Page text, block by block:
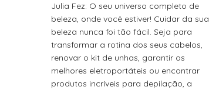
Julia Fez: O seu universo completo de
beleza, onde você estiver! Cuidar da sua
beleza nunca foi tão fácil. Seja para
transformar a rotina dos seus cabelos,
renovar o kit de unhas, garantir os
melhores eletroportáteis ou encontrar
produtos incríveis para depilação, a